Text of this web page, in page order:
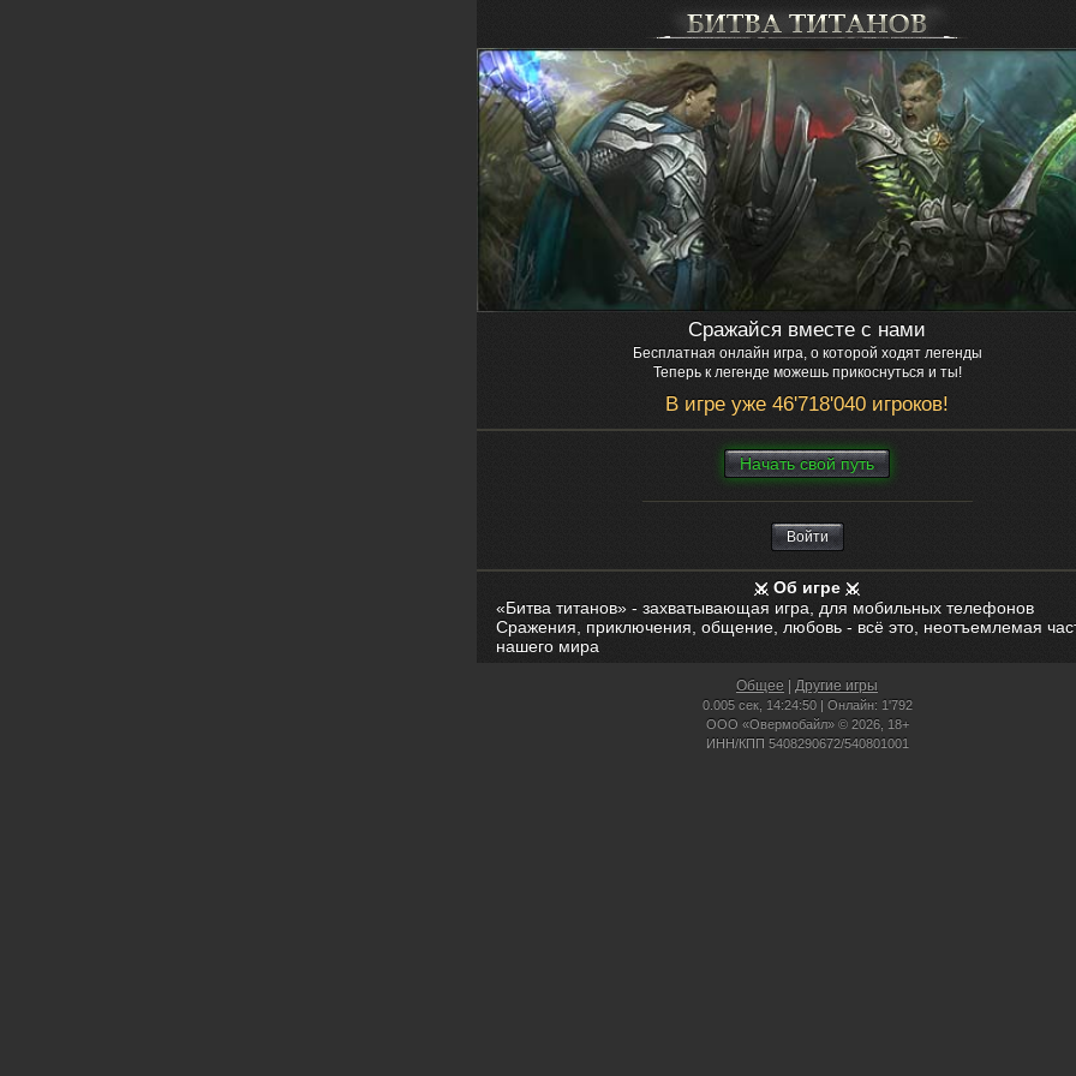
Сражайся вместе с нами
Бесплатная онлайн игра, о которой ходят легенды
Теперь к легенде можешь прикоснуться и ты!
В игре уже 46'718'040 игроков!
Нaчaть свой путь
Войти
Об игре
«Битва титанов» - захватывающая игра, для мобильных телефонов
Сражения, приключения, общение, любовь - всё это, неотъемлемая
нашего мира
Общее Другие игры
0.005 сек, 14:24:50 | Онлайн: 1'792
ООО «Овермобайл» © 2026, 18+
ИНН/КПП 5408290672/540801001